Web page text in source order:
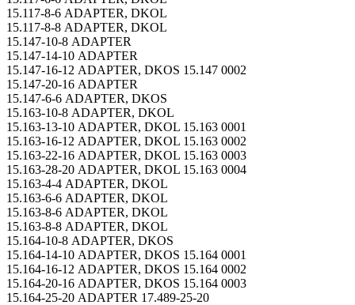
15.117-8-6 ADAPTER, DKOL
15.117-8-8 ADAPTER, DKOL
15.147-10-8 ADAPTER
15.147-14-10 ADAPTER
15.147-16-12 ADAPTER, DKOS 15.147 0002
15.147-20-16 ADAPTER
15.147-6-6 ADAPTER, DKOS
15.163-10-8 ADAPTER, DKOL
15.163-13-10 ADAPTER, DKOL 15.163 0001
15.163-16-12 ADAPTER, DKOL 15.163 0002
15.163-22-16 ADAPTER, DKOL 15.163 0003
15.163-28-20 ADAPTER, DKOL 15.163 0004
15.163-4-4 ADAPTER, DKOL
15.163-6-6 ADAPTER, DKOL
15.163-8-6 ADAPTER, DKOL
15.163-8-8 ADAPTER, DKOL
15.164-10-8 ADAPTER, DKOS
15.164-14-10 ADAPTER, DKOS 15.164 0001
15.164-16-12 ADAPTER, DKOS 15.164 0002
15.164-20-16 ADAPTER, DKOS 15.164 0003
15.164-25-20 ADAPTER 17.489-25-20